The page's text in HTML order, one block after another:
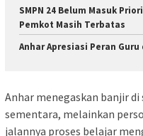
SMPN 24 Belum Masuk
Pemkot Masih Terbatas
Anhar Apresiasi Peran
Anhar menegaskan banjir
sementara, melainkan
jalannya proses belajar